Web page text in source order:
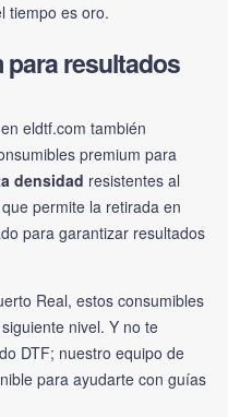
tiempo es oro.
resultados
eldtf.com también
premium para
densidad resistentes al
que permite la retirada en
para garantizar resultados
Real, estos consumibles
nivel. Y no te
DTF; nuestro equipo de
para ayudarte con guías